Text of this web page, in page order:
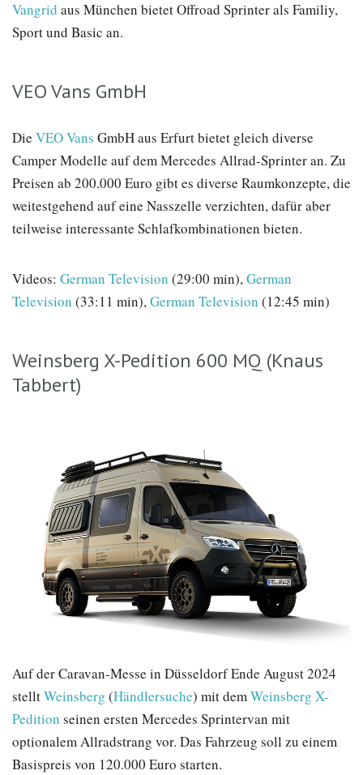
Vangrid aus München bietet Offroad Sprinter als Familiy,
Sport und Basic an.
VEO Vans GmbH
Die VEO Vans GmbH aus Erfurt bietet gleich diverse
Camper Modelle auf dem Mercedes Allrad-Sprinter an. Zu
Preisen ab 200.000 Euro gibt es diverse Raumkonzepte, die
weitestgehend auf eine Nasszelle verzichten, dafür aber
teilweise interessante Schlafkombinationen bieten.
Videos: German Television (29:00 min),German
Television (33:11 min),German Television (12:45 min)
Weinsberg X-Pedition 600 MQ (Knaus
Tabbert)
Auf der Caravan-Messe in Düsseldorf Ende August 2024
stelltWeinsberg (Händlersuche) mit demWeinsberg X-
Pedition seinen ersten Mercedes Sprintervan mit
optionalem Allradstrang vor. Das Fahrzeug soll zu einem
Basispreis von 120.000 Euro starten.